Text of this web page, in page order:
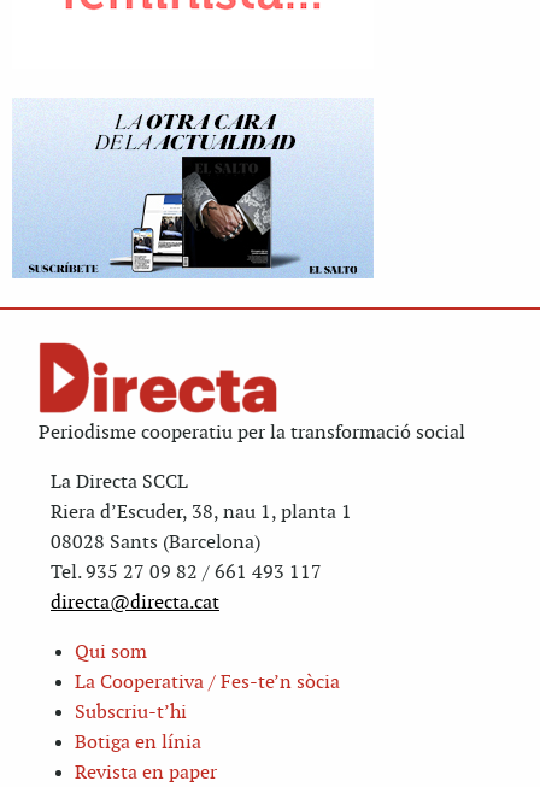
Periodisme cooperatiu per la transformació social
La Directa SCCL
Riera d’Escuder, 38, nau 1, planta 1
08028 Sants (Barcelona)
Tel. 935 27 09 82 / 661 493 117
directa@directa.cat
Qui som
La Cooperativa / Fes-te’n sòcia
Subscriu-t’hi
Botiga en línia
Revista en paper